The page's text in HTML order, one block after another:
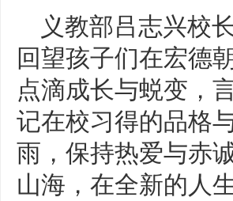
义教部吕志兴校
回望孩子们在宏德
点滴成长与蜕变，
记在校习得的品格
雨，保持热爱与赤
山海，在全新的人